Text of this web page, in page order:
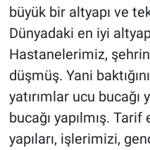
büyük bir altyapı ve
Dünyadaki en iyi
Hastanelerimiz, şehrin
düşmüş. Yani
yatırımlar ucu bucağı
bucağı yapılmış.
yapıları, işlerimizi,